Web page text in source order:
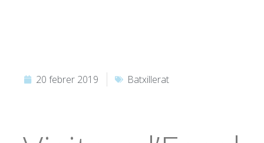
20 febrer 2019 Batxillerat